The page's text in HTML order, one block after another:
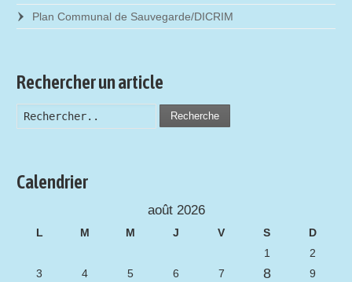
Plan Communal de Sauvegarde/DICRIM
Rechercher un article
Recherche
Calendrier
août 2026
L M M J V S
D
1
2
3
4 5 6 7 8 9